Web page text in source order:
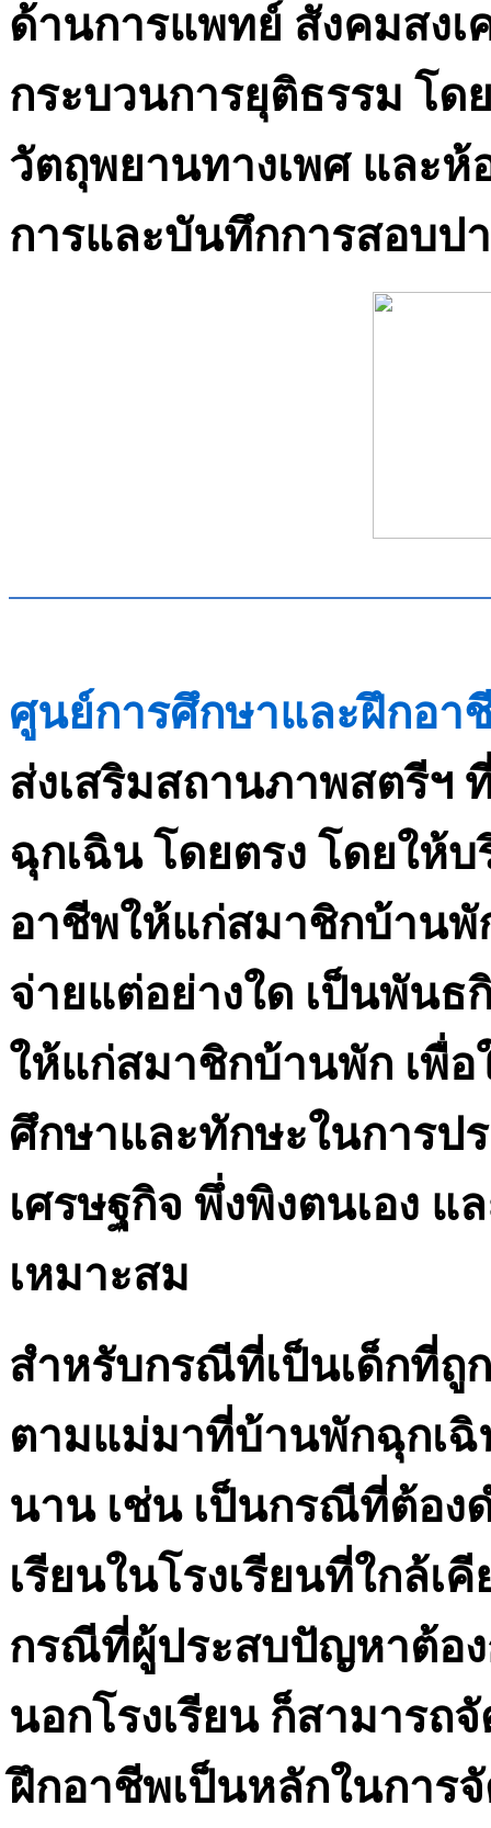
ด้านการแพทย์ สังคมสง
กระบวนการยุติธรรม โด
วัตถุพยานทางเพศ และ
การและบันทึกการสอบป
ศูนย์การศึกษาและฝึกอา
ส่งเสริมสถานภาพสตรีฯ
ฉุกเฉิน โดยตรง โดยให้
อาชีพให้แก่สมาชิกบ้านพั
จ่ายแต่อย่างใด เป็นพันธ
ให้แก่สมาชิกบ้านพัก เพื่อ
ศึกษาและทักษะในการป
เศรษฐกิจ พึ่งพิงตนเอง
เหมาะสม
สำหรับกรณีที่เป็นเด็กที่ถู
ตามแม่มาที่บ้านพักฉุกเฉิ
นาน เช่น เป็นกรณีที่ต้อง
เรียนในโรงเรียนที่ใกล้เ
กรณีที่ผู้ประสบปัญหาต้อง
นอกโรงเรียน ก็สามารถ
ฝึกอาชีพเป็นหลักในการ